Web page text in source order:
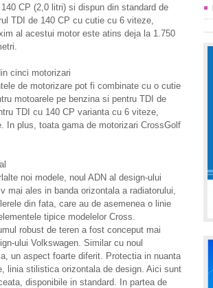
CP (2,0 litri) si dispun din standard de
TDI de 140 CP cu cutie cu 6 viteze,
al acestui motor este atins deja la 1.750
cinci motorizari
de motorizare pot fi combinate cu o cutie
motoarele pe benzina si pentru TDI de
TDI cu 140 CP varianta cu 6 viteze,
In plus, toata gama de motorizari CrossGolf
noi modele, noul ADN al design-ului
mai ales in banda orizontala a radiatorului,
din fata, care au de asemenea o linie
tipice modelelor Cross.
robust de teren a fost conceput mai
ului Volkswagen. Similar cu noul
un aspect foarte diferit. Protectia in nuanta
linia stilistica orizontala de design. Aici sunt
disponibile in standard. In partea de